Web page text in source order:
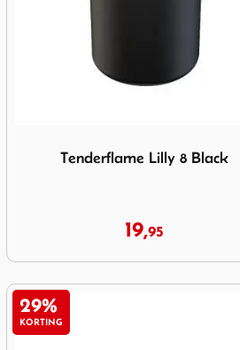
Tenderflame Lilly 8 Black
19,95
29%
KORTING